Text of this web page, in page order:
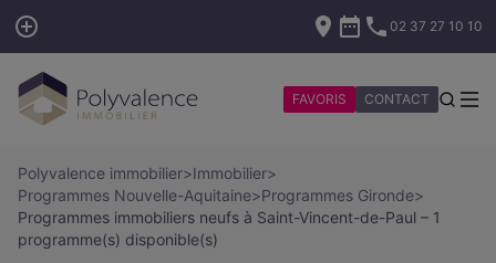
02 37 27 10 10
FAVORIS CONTACT
Polyvalence immobilier>Immobilier>
Programmes Nouvelle-Aquitaine>Programmes Gironde>
Programmes immobiliers neufs à Saint-Vincent-de-Paul – 1
programme(s) disponible(s)